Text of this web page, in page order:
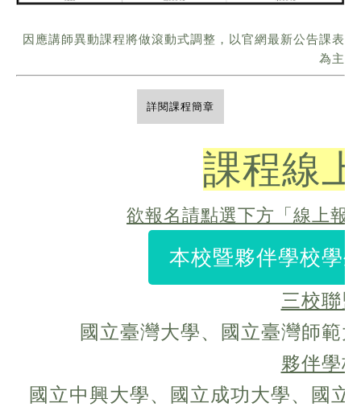
因應講師異動課程將做滾動式調整，以官網最新公告課表
為主
詳閱課程簡章
課程線
欲報名請點選下方「線上報
本校暨夥伴學校學
三校聯盟
國立臺灣大學、國立臺灣師範
夥伴學校
國立中興大學、國立成功大學、國